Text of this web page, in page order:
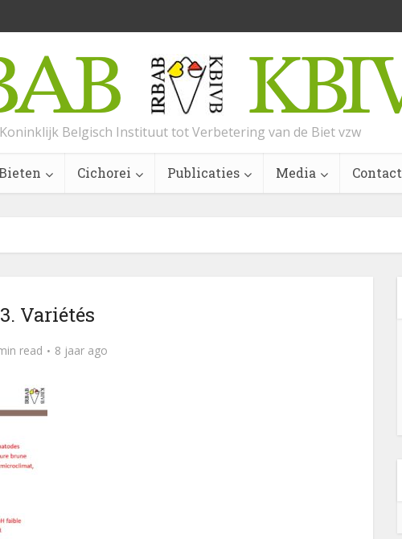
Koninklijk Belgisch Instituut tot Verbetering van de Biet vzw
Cichorei Publicaties Media Contact
3. Variétés
read 8 jaar ago